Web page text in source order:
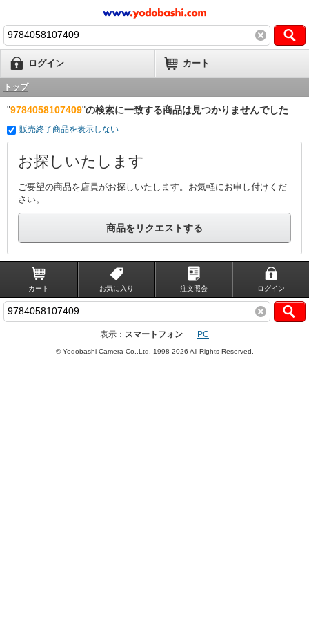
ログイン カート
トップ
"9784058107409"の検索に一致する商品は見つかりませんでした
販売終了商品を表示しない
お探しいたします
ご要望の商品を店員がお探しいたします。お気軽にお申し付けくだ
さい。
商品をリクエストする
カート お気に入り 注文照会 ログイン
表示： スマートフォン PC
© Yodobashi Camera Co.,Ltd. 1998-2026 All Rights Reserved.